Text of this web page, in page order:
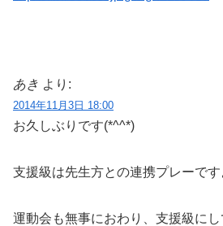
あき より:
2014年11月3日 18:00
お久しぶりです(*^^*)
支援級は先生方との連携プレーです
運動会も無事におわり、支援級に